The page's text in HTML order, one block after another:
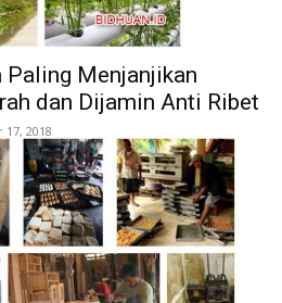
Menjanjikan
dan Dijamin Anti Ribet
2018